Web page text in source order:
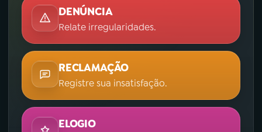
DENÚNCIA
Relate irregularidades.
RECLAMAÇÃO
Registre sua insatisfação.
ELOGIO